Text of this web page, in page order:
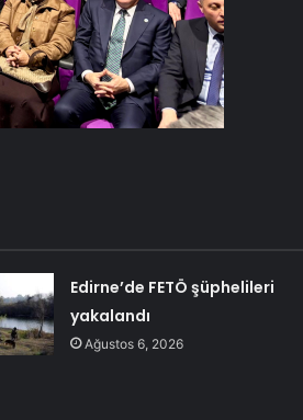
Edirne’de FETÖ şüphelileri
yakalandı
Ağustos 6, 2026